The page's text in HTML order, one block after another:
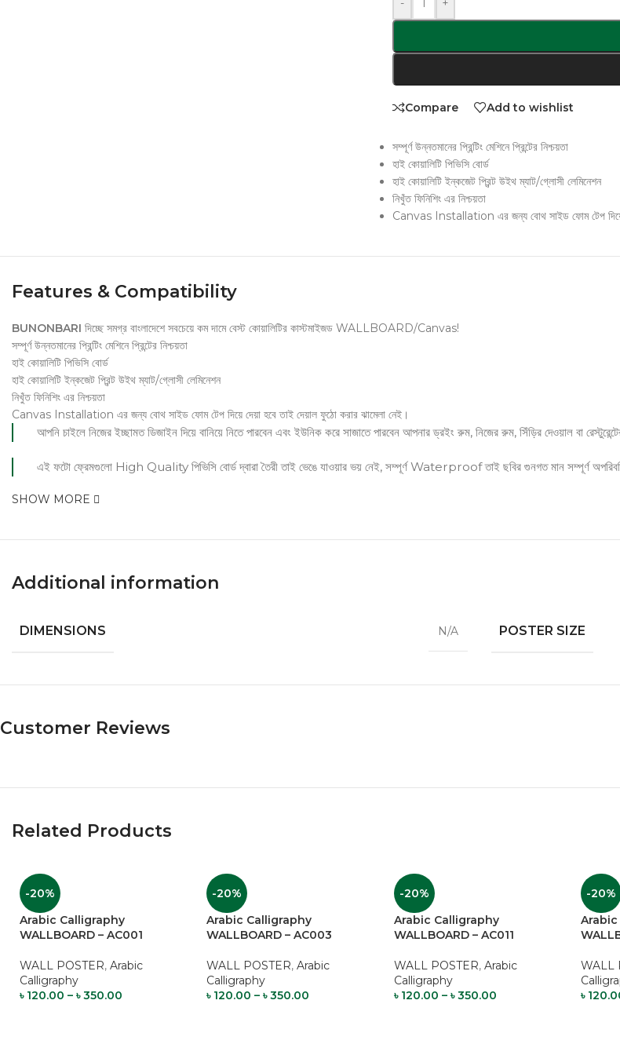
- +
Compare Add to wishlist
সম্পূর্ণ উন্নতমানের প্রিন্টিং মেশিনে প্রিন্টের নিশ্চয়তা
হাই কোয়ালিটি পিভিসি বোর্ড
হাই কোয়ালিটি ইন্কজেট প্রিন্ট উইথ ম্যাট/গ্লোসী লেমিনেশন
নিখুঁত ফিনিশিং এর নিশ্চয়তা
Canvas Installation এর জন্য বোথ সাইড ফোম টেপ দিয়ে
Features & Compatibility
BUNONBARI দিচ্ছে সমগ্র বাংলাদেশে সবচেয়ে কম দামে বেস্ট কোয়ালিটির কাস্টমাইজড WALLBOARD/Canvas!
সম্পূর্ণ উন্নতমানের প্রিন্টিং মেশিনে প্রিন্টের নিশ্চয়তা
হাই কোয়ালিটি পিভিসি বোর্ড
হাই কোয়ালিটি ইন্কজেট প্রিন্ট উইথ ম্যাট/গ্লোসী লেমিনেশন
নিখুঁত ফিনিশিং এর নিশ্চয়তা
Canvas Installation এর জন্য বোথ সাইড ফোম টেপ দিয়ে দেয়া হবে তাই দেয়াল ফুঠো করার ঝামেলা নেই।
আপনি চাইলে নিজের ইচ্ছামত ডিজাইন দিয়ে বানিয়ে নিতে পারবেন এবং ইউনিক করে সাজাতে পারবেন আপনার ড্রইং রুম, নিজের রুম, সিঁড়ির দেওয়াল বা
এই ফটো ফ্রেমগুলো High Quality পিভিসি বোর্ড দ্বারা তৈরী তাই ভেঙে যাওয়ার ভয় নেই, সম্পূর্ণ Waterproof তাই ছবির গুনগত মান সম্পূর্ণ
SHOW MORE
Additional information
DIMENSIONS N/A POSTER SIZE
Customer Reviews
Related Products
-20%
Arabic Calligraphy
WALLBOARD – AC001
WALL POSTER, Arabic
Calligraphy
৳ 120.00 – ৳350.00
-20%
Arabic Calligraphy
WALLBOARD – AC003
WALL POSTER, Arabic
Calligraphy
৳ 120.00 – ৳350.00
-20%
Arabic Calligraphy
WALLBOARD – AC011
WALL POSTER, Arabic
Calligraphy
৳ 120.00 – ৳350.00
-20%
WALL
৳